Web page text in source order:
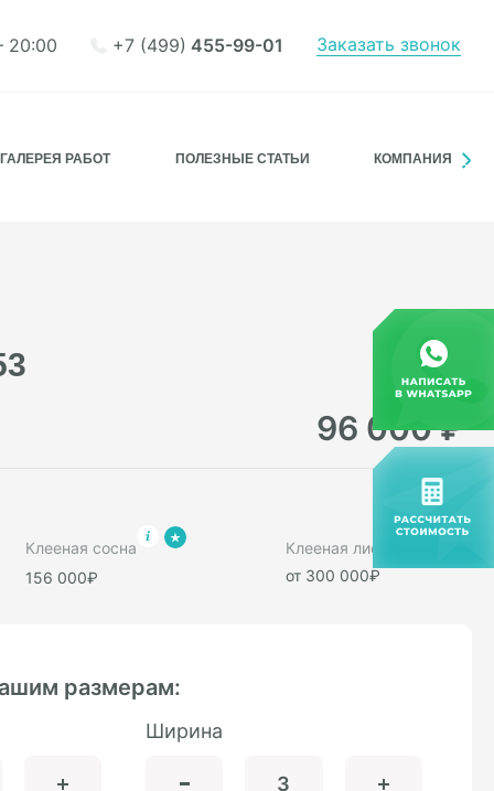
20:00 +7 (499) 455-99-01 Заказать звонок
ГАЛЕРЕЯ РАБОТ ПОЛЕЗНЫЕ СТАТЬИ КОМПАНИЯ
96 000₽
Клееная сосна
156 000₽
Клееная лиственница
от 300 000₽
размерам:
Ширина